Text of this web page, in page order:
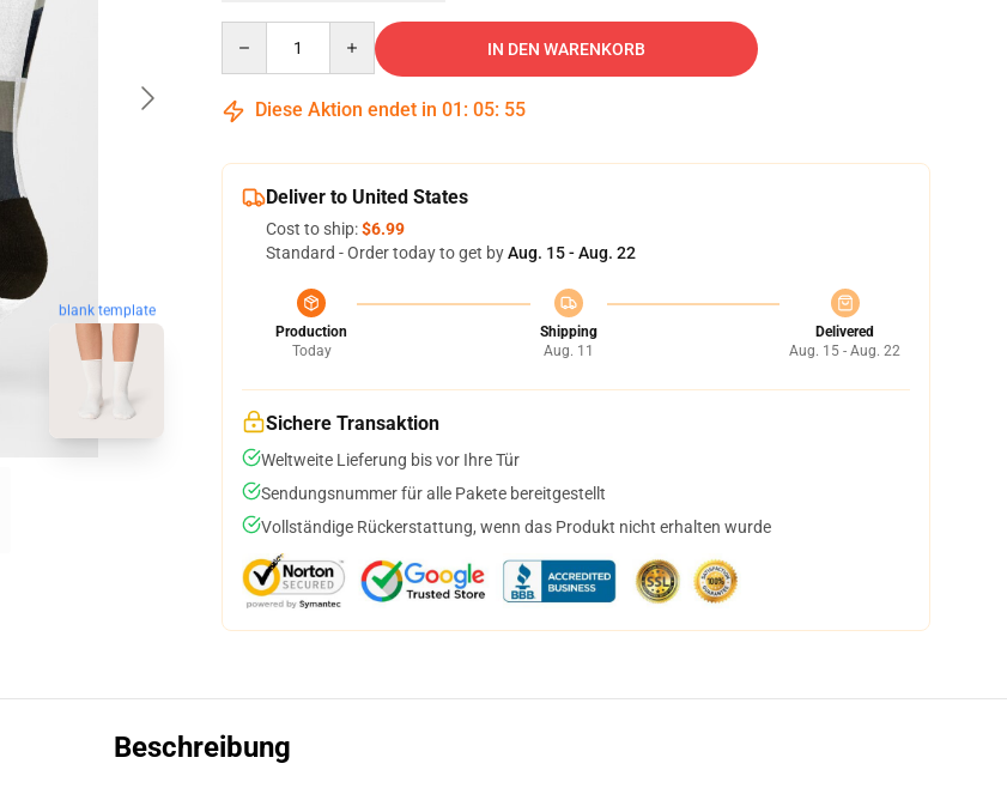
blank template
IN DEN WARENKORB
Diese Aktion endet in 01 : 05: 54
Deliver to United States
Cost to ship:$6.99
Standard - Order today to get byAug. 15 - Aug. 22
Production
Today
Shipping
Aug. 11
Delivered
Aug. 15 - Aug. 22
Sichere Transaktion
Weltweite Lieferung bis vor Ihre Tür
Sendungsnummer für alle Pakete bereitgestellt
Vollständige Rückerstattung, wenn das Produkt nicht erhalten wurde
Beschreibung